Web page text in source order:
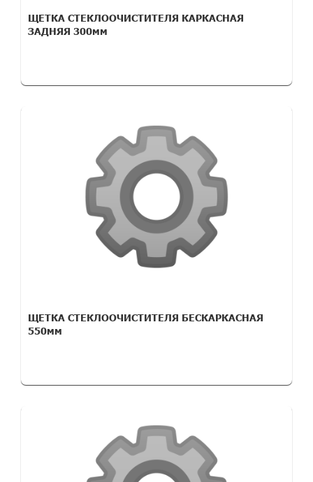
ЩЕТКА СТЕКЛООЧИСТИТЕЛЯ КАРКАСНАЯ
ЗАДНЯЯ 300мм
ЩЕТКА СТЕКЛООЧИСТИТЕЛЯ БЕСКАРКАСНАЯ
550мм